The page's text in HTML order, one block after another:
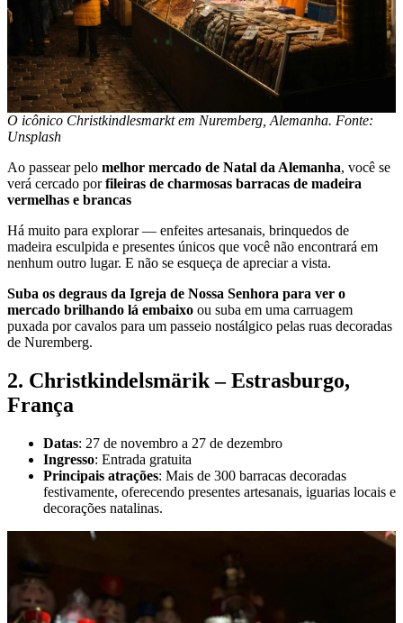
O icônico Christkindlesmarkt em Nuremberg, Alemanha. Fonte:
Unsplash
Ao passear pelo melhor mercado de Natal da Alemanha, você se
verá cercado porfileiras de charmosas barracas de madeira
vermelhas e brancas
Há muito para explorar — enfeites artesanais, brinquedos de
madeira esculpida e presentes únicos que você não encontrará em
nenhum outro lugar. E não se esqueça de apreciar a vista.
Suba os degraus da Igreja de Nossa Senhora para ver o
mercado brilhando lá embaixo ou suba em uma carruagem
puxada por cavalos para um passeio nostálgico pelas ruas decoradas
de Nuremberg.
2. Christkindelsmärik – Estrasburgo,
França
Datas: 27 de novembro a 27 de dezembro
Ingresso: Entrada gratuita
Principais atrações: Mais de 300 barracas decoradas
festivamente, oferecendo presentes artesanais, iguarias locais e
decorações natalinas.